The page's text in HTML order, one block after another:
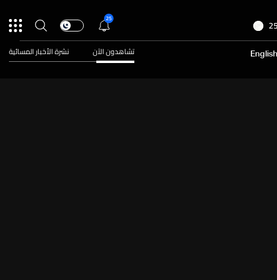
25
27
25
English تشاهدون الآن نشرة الأخبار المسائية